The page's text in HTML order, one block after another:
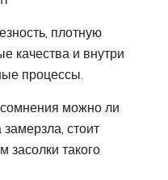
плотную
качества и внутри
процессы.
можно ли
замерзла, стоит
засолки такого